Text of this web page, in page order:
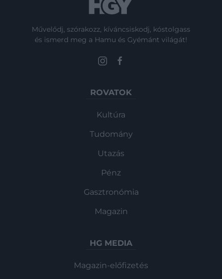
Művelődj, szórakozz, kíváncsiskodj, kóstolgass
és ismerd meg a Hamu és Gyémánt világát!
ROVATOK
Kultúra
Tudomány
Utazás
Pénz
Gasztronómia
Magazin
HG MEDIA
Magazin-előfizetés